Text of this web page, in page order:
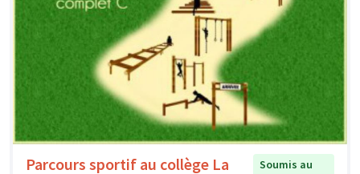
Parcours sportif au collège La
Soumis au